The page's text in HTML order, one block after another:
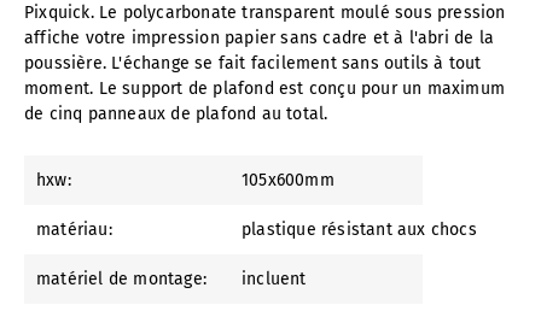
Pixquick. Le polycarbonate transparent moulé sous pression
affiche votre impression papier sans cadre et à l'abri de la
poussière. L'échange se fait facilement sans outils à tout
moment. Le support de plafond est conçu pour un maximum
de cinq panneaux de plafond au total.
hxw: 105x600mm
matériau: plastique résistant aux chocs
matériel de montage: incluent